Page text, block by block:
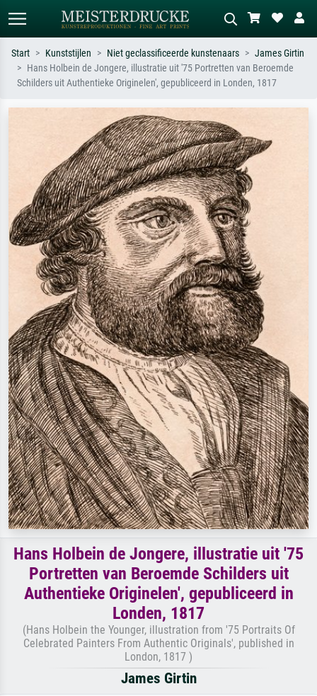
Standaard zoeken AI-beeldzoeker
Monet, Sterrennacht, impressionisme,
Hokusai-golf, naakt.
weide, abstract met veel rood, donker
olieverfschilderij, staand naakt naast
een boom.
Start Kunststijlen Niet geclassificeerde kunstenaars
James Girtin
Hans Holbein de Jongere, illustratie uit '75 Portretten van Beroemde
Schilders uit Authentieke Originelen', gepubliceerd in Londen, 1817
Hans Holbein de Jongere, illustratie uit '75
Portretten van Beroemde Schilders uit
Authentieke Originelen', gepubliceerd in
Londen, 1817
(Hans Holbein the Younger, illustration from '75 Portraits Of
Celebrated Painters From Authentic Originals', published in
London, 1817 )
James Girtin